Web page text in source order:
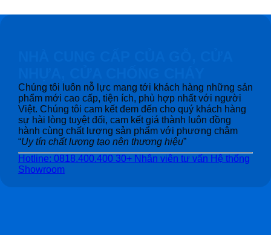
Chúng tôi luôn nỗ lực mang tới khách hàng những sản
phẩm mới cao cấp, tiện ích, phù hợp nhất với người
Việt. Chúng tôi cam kết đem đến cho quý khách hàng
sự hài lòng tuyệt đối, cam kết giá thành luôn đồng
hành cùng chất lượng sản phẩm với phương châm
“Uy tín chất lượng tạo nên thương hiệu”
Hotline: 0818.400.400 30+ Nhân viên tư vấn Hệ thống
Showroom